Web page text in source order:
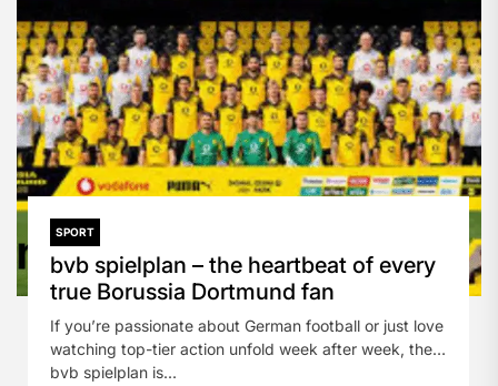
SPORT
bvb spielplan – the heartbeat of every
true Borussia Dortmund fan
If you’re passionate about German football or just love
watching top-tier action unfold week after week, the
bvb spielplan is...